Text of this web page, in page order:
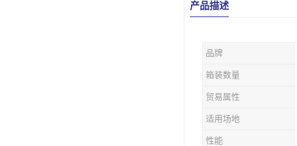
产品描述
品牌
箱装数量
贸易属性
适用场地
性能